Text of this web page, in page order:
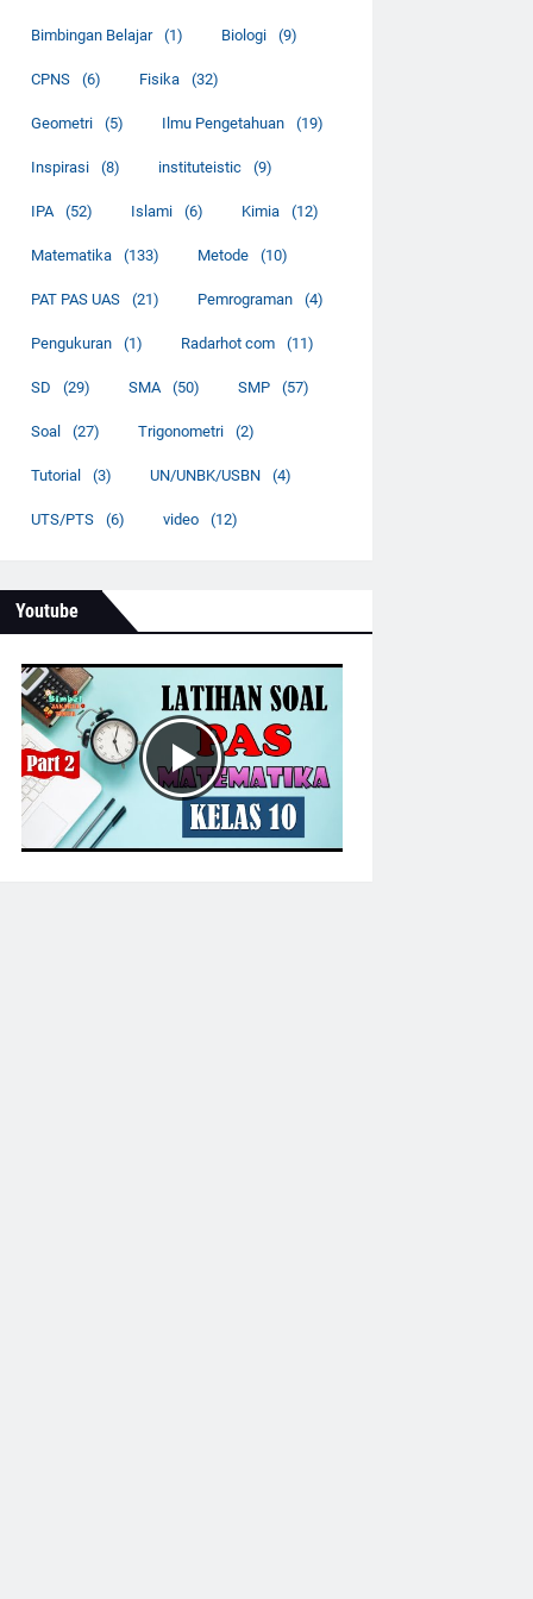
Bimbingan Belajar (1) Biologi (9)
CPNS (6) Fisika (32)
Geometri (5) Ilmu Pengetahuan (19)
Inspirasi (8) instituteistic (9)
IPA (52) Islami (6) Kimia (12)
Matematika (133) Metode (10)
PAT PAS UAS (21) Pemrograman (4)
Pengukuran (1) Radarhot com (11)
SD (29) SMA (50) SMP (57)
Soal (27) Trigonometri (2)
Tutorial (3) UN/UNBK/USBN (4)
UTS/PTS (6) video (12)
Youtube